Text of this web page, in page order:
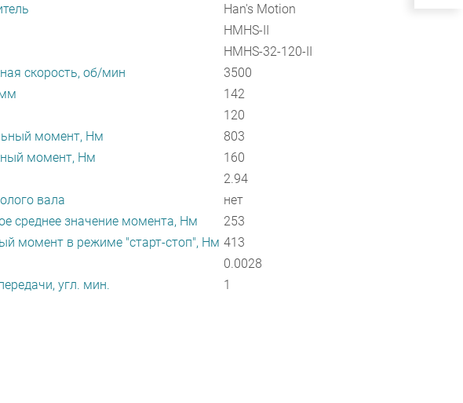
Han's Motion
HMHS-II
HMHS-32-120-II
скорость, об/мин
3500
142
120
момент, Нм
803
момент, Нм
160
2.94
вала
нет
среднее значение момента, Нм
253
момент в режиме "старт-стоп", Нм 413
0.0028
угл. мин.
1